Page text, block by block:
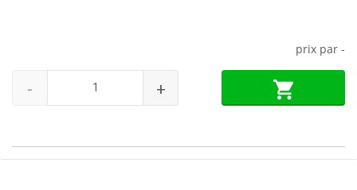
prix par -
- +